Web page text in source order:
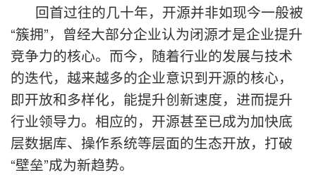
回首过往的几十年，开源并非如现今一般被
“簇拥”，曾经大部分企业认为闭源才是企业提升
竞争力的核心。而今，随着行业的发展与技术
的迭代，越来越多的企业意识到开源的核心，
即开放和多样化，能提升创新速度，进而提升
行业领导力。相应的，开源甚至已成为加快底
层数据库、操作系统等层面的生态开放，打破
“壁垒”成为新趋势。